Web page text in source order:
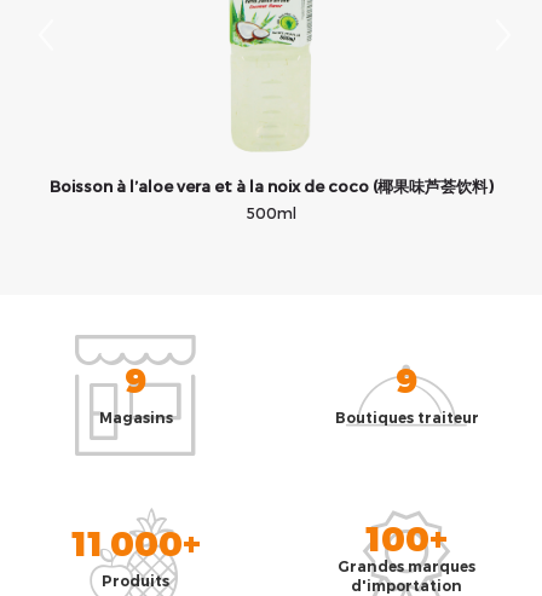
Boisson à l’aloe vera et à la noix de coco (椰果味芦荟饮料)
500ml
9
Magasins
9
Boutiques traiteur
11 000+
Produits
100+
Grandes marques
d'importation